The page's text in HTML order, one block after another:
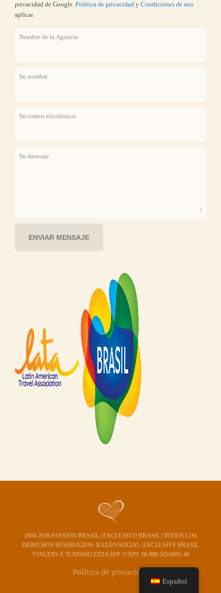
privacidad de Google. Política de privacidad y Condiciones de uso
aplicar.
Nombre de la Agencia
Su nombre
Su correo electrónico
Su mensaje
2004-2026 PASSION BRASIL | EXCLUSIVO BRASIL | TODOS LOS
DERECHOS RESERVADOS. RAZÃO SOCIAL: EXCLUSIVE BRASIL
VIAGENS E TURISMO LTDA EPP | CNPJ: 08.998.545/0001-40
Política de privacidad
Español